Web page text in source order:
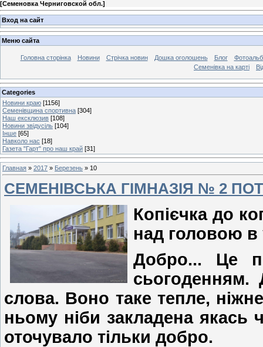
[Семеновка Черниговской обл.]
Вход на сайт
Меню сайта
Головна сторінка Новини Стрічка новин Дошка оголошень Блог
Семенівка на карті
Categories
Новини краю [1156]
Семенівщина спортивна [304]
Наш ексклюзив [108]
Новини звідусіль [104]
Інше [65]
Навколо нас [18]
Газета "Гарт" про наш край [31]
Главная » 2017 » Березень » 10
СЕМЕНІВСЬКА ГІМНАЗІЯ № 2
Копієчка до
над головою в
Добро... Це
сьогоденням.
слова. Воно таке тепле,
ньому ніби закладена якась
оточувало тільки добро.